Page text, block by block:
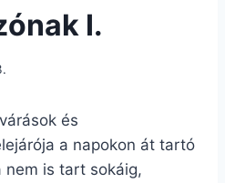
I.
és
a napokon át tartó
nem is tart sokáig,